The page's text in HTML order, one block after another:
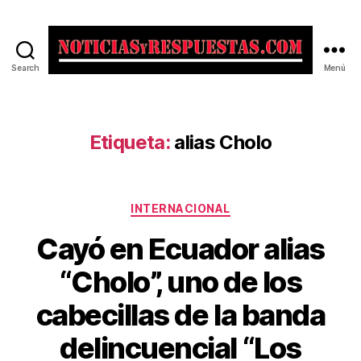
Search Menú
Etiqueta: alias Cholo
Categorías
INTERNACIONAL
Cayó en Ecuador alias
“Cholo”, uno de los
cabecillas de la banda
delincuencial “Los